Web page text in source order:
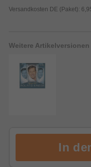
Versandkosten DE (Paket):
Weitere Artikelversionen